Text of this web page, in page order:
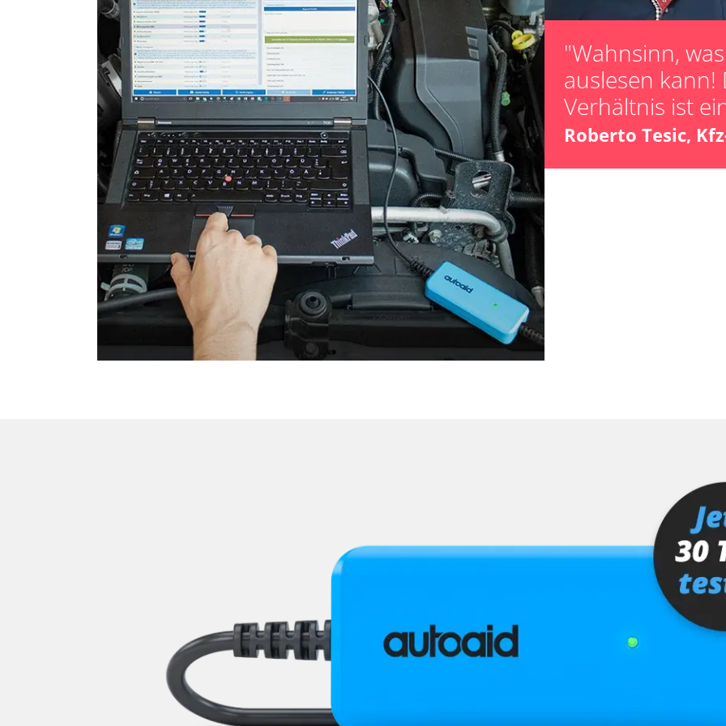
Heckklappe
Informationsanzeige
Informationselektronik
Innenraumüberwachung
Klimaanlage
Klimaanlage hinten
Kombiinstrument
Lenkradelektronik
Leuchtweitenregulierung (LWR)
Medienplayer 2
Motorsteuerung (EMS)
Motorsteuerung 2 (EMS)
Motorsteuerung 3 (EMS)
Navigationssystem
Niveauregulierung
Radio
Spurwechselassistent
Stand-/Zusatzheizung
Start Authentifikation
Telefon-/Notruf-System
Lamdasonde
Parkbremse in
Reifendruck
Turbolader
unbekannte
"Wahnsinn,
auslesen kann!
Verhältnis ist
Roberto Tesic,